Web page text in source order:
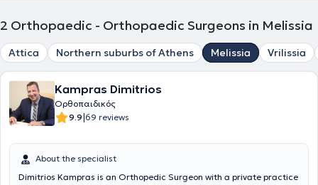
2 Orthopaedic - Orthopaedic Surgeons in Melissia
Attica Northern suburbs of Athens Melissia Vrilissia
Kampras Dimitrios
Ορθοπαιδικός
9.9|69 reviews
About the specialist
Dimitrios Kampras is an Orthopedic Surgeon with a private practice